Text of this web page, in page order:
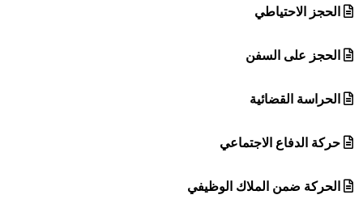
الحجز الاحتياطي
الحجز على السفن
الحراسة القضائية
حركة الدفاع الاجتماعي
الحركة ضمن الملاك الوظيفي